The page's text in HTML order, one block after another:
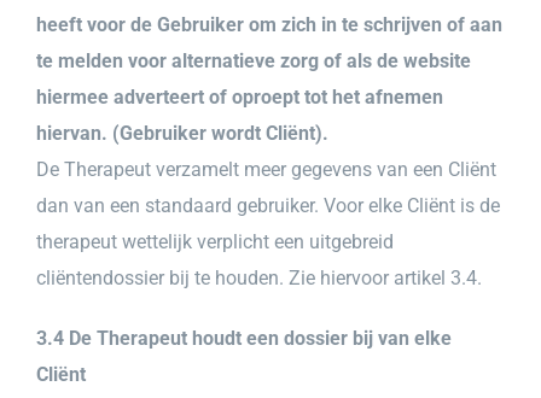
heeft voor de Gebruiker om zich in te schrijven of aan
te melden voor alternatieve zorg of als de website
hiermee adverteert of oproept tot het afnemen
hiervan. (Gebruiker wordt Cliënt).
De Therapeut verzamelt meer gegevens van een Cliënt
dan van een standaard gebruiker. Voor elke Cliënt is de
therapeut wettelijk verplicht een uitgebreid
cliëntendossier bij te houden. Zie hiervoor artikel 3.4.
3.4 De Therapeut houdt een dossier bij van elke
Cliënt